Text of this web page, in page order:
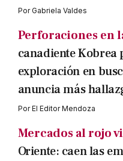
PorGabriela Valdes
Perforaciones en
canadiente
exploración en
anuncia más
PorEl Editor Mendoza
Mercados al rojo
Oriente: caen las